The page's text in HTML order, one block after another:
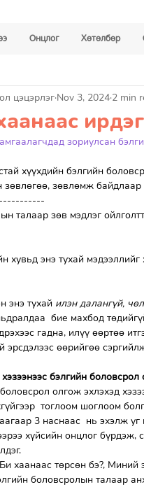
Онцлог Хөтөлбөр
цэцэрлэг Nov 3, 2024 2 min
зориулсан
хүүхдийн бэлгийн
зөвлөгөө, зөвлөмж
талаар зөв мэдлэг
хувьд энэ тухай
энэ тухай илэн далангүй,
бие махбод
гадна, илүү өөртөө
эрсдэлээс өөрийгөө
хэзээнээс бэлгийн
олгож эхлэхэд
тоглоом шоглоом
3 наснаас  нь эхэлж
хүйсийн онцлог
хаанаас төрсөн бэ?, Миний
боловсролын талаар